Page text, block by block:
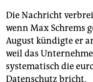
unterstützen
abo
genossenschaft
Die Nachricht
wenn Max Schrems
August kündigte er
weil das
systematisch die
Datenschutz bricht.